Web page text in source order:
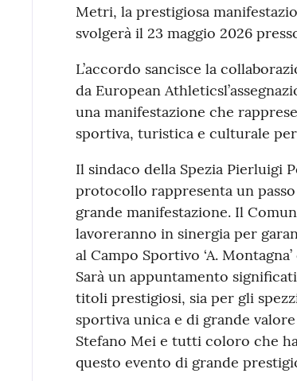
Metri, la prestigiosa
svolgerà il 23 maggio 2026
L’accordo sancisce la
da European
una manifestazione che
sportiva, turistica e culturale
Il sindaco della Spezia Pierluigi
protocollo rappresenta un
grande manifestazione. Il
lavoreranno in sinergia per
al Campo Sportivo ‘A.
Sarà un appuntamento
titoli prestigiosi, sia per gli
sportiva unica e di grande
Stefano Mei e tutti coloro che
questo evento di grande